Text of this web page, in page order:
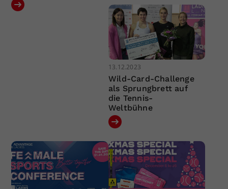
13.12.2023
Wild-Card-Challenge
als Sprungbrett auf
die Tennis-
Weltbühne